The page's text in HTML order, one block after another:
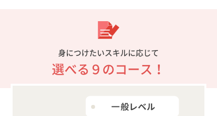
身につけたいスキルに応じて
選べる９のコース！